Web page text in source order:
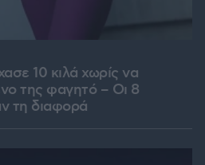
10 κιλά χωρίς να
της φαγητό – Οι 8
τη διαφορά